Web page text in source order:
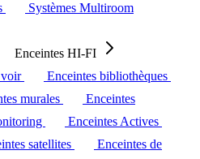
Systèmes Multiroom
Enceintes HI-FI
Enceintes bibliothèques
murales
Enceintes
Enceintes Actives
satellites
Enceintes de